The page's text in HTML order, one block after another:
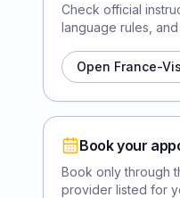
Check official
language rules,
Open France-
Book your
Book only through
provider listed for